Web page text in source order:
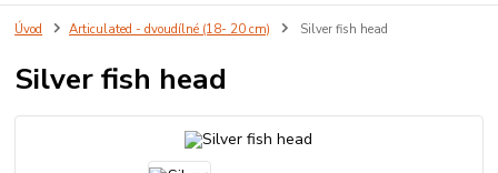
Úvod Articulated - dvoudílné (18- 20 cm) Silver fish head
Silver fish head